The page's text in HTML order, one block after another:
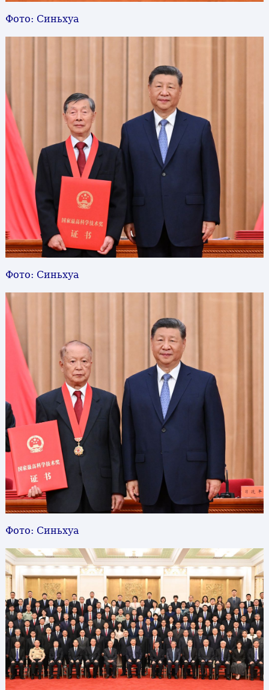
Фото: Синьхуа
Фото: Синьхуа
Фото: Синьхуа